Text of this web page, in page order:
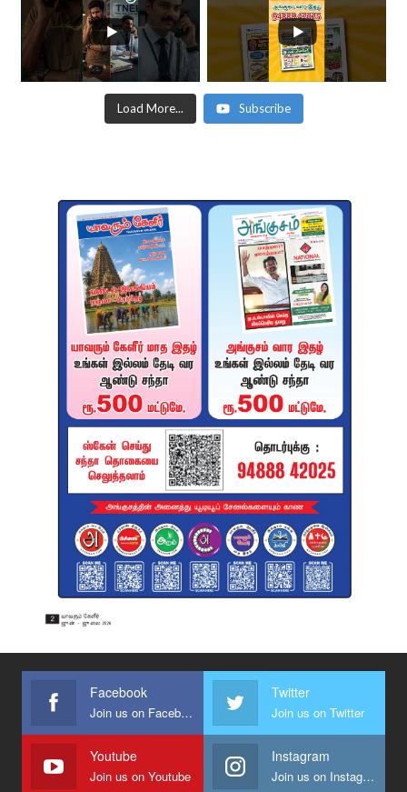
Load More... Subscribe
Facebook
Join us on Facebook
Twitter
Join us on Twitter
Youtube
Join us on Youtube
Instagram
Join us on Instagram